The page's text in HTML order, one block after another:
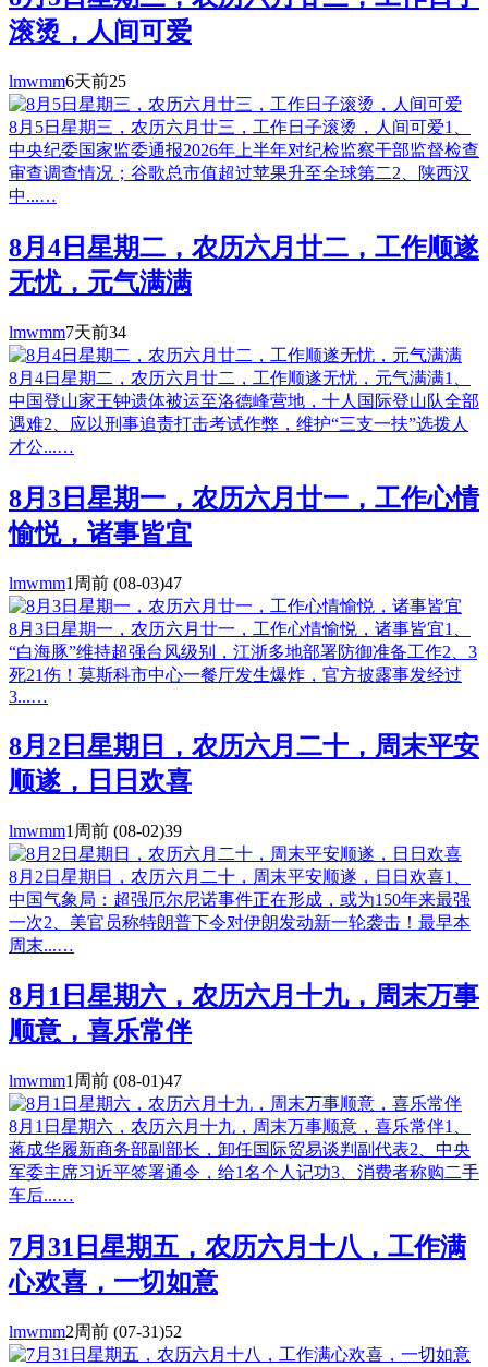
滚烫，人间可爱
lmwmm6天前25
8月5日星期三，农历六月廿三，工作日子滚烫，人间可爱1、
中央纪委国家监委通报2026年上半年对纪检监察干部监督检查
审查调查情况；谷歌总市值超过苹果升至全球第二2、陕西汉
中...…
8月4日星期二，农历六月廿二，工作顺遂
无忧，元气满满
lmwmm7天前34
8月4日星期二，农历六月廿二，工作顺遂无忧，元气满满1、
中国登山家王钟遗体被运至洛德峰营地，十人国际登山队全部
遇难2、应以刑事追责打击考试作弊，维护“三支一扶”选拨人
才公...…
8月3日星期一，农历六月廿一，工作心情
愉悦，诸事皆宜
lmwmm1周前 (08-03)47
8月3日星期一，农历六月廿一，工作心情愉悦，诸事皆宜1、
“白海豚”维持超强台风级别，江浙多地部署防御准备工作2、3
死21伤！莫斯科市中心一餐厅发生爆炸，官方披露事发经过
3...…
8月2日星期日，农历六月二十，周末平安
顺遂，日日欢喜
lmwmm1周前 (08-02)39
8月2日星期日，农历六月二十，周末平安顺遂，日日欢喜1、
中国气象局：超强厄尔尼诺事件正在形成，或为150年来最强
一次2、美官员称特朗普下令对伊朗发动新一轮袭击！最早本
周末...…
8月1日星期六，农历六月十九，周末万事
顺意，喜乐常伴
lmwmm1周前 (08-01)47
8月1日星期六，农历六月十九，周末万事顺意，喜乐常伴1、
蒋成华履新商务部副部长，卸任国际贸易谈判副代表2、中央
军委主席习近平签署通令，给1名个人记功3、消费者称购二手
车后...…
7月31日星期五，农历六月十八，工作满
心欢喜，一切如意
lmwmm2周前 (07-31)52